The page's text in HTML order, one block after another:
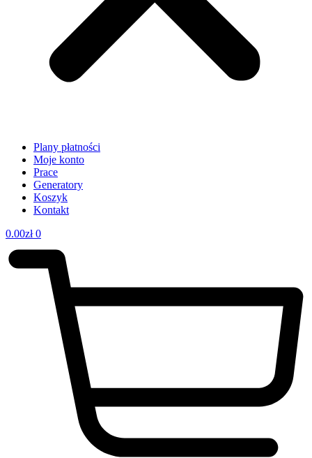
Plany płatności
Moje konto
Prace
Generatory
Koszyk
Kontakt
0.00zł 0